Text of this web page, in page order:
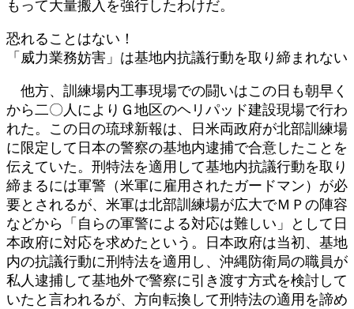
もって大量搬入を強行したわけだ。
恐れることはない！
「威力業務妨害」は基地内抗議行動を取り締まれない
他方、訓練場内工事現場での闘いはこの日も朝早く
から二〇人によりＧ地区のヘリパッド建設現場で行わ
れた。この日の琉球新報は、日米両政府が北部訓練場
に限定して日本の警察の基地内逮捕で合意したことを
伝えていた。刑特法を適用して基地内抗議行動を取り
締まるには軍警（米軍に雇用されたガードマン）が必
要とされるが、米軍は北部訓練場が広大でＭＰの陣容
などから「自らの軍警による対応は難しい」として日
本政府に対応を求めたという。日本政府は当初、基地
内の抗議行動に刑特法を適用し、沖縄防衛局の職員が
私人逮捕して基地外で警察に引き渡す方式を検討して
いたと言われるが、方向転換して刑特法の適用を諦め